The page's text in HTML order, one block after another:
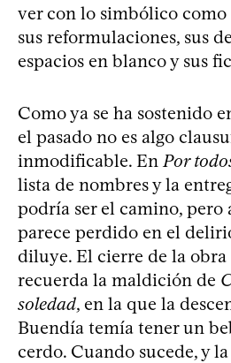
ver con lo simbólico
sus reformulaciones, sus
espacios en blanco y sus
Como ya se ha sostenido
el pasado no es algo
inmodificable. En Por
lista de nombres y la
podría ser el camino,
parece perdido en el
diluye. El cierre de la
recuerda la maldición de
soledad, en la que la
Buendía temía tener un
cerdo. Cuando sucede, y